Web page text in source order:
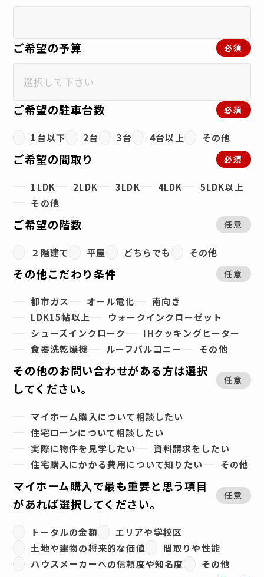
必須
ご希望の予算
必須
ご希望の駐車台数
1台以下 2台 3台 4台以上 その他
必須
ご希望の間取り
1LDK 2LDK 3LDK 4LDK
5LDK以上
その他
任意
ご希望の階数
２階建て 平屋 どちらでも その他
任意
その他こだわり条件
都市ガス オール電化
南向き
LDK15帖以上
ウォークインクローゼット
シューズインクローク
IHクッキングヒーター
食器洗乾燥機
ルーフバルコニー その他
任意
その他のお問い合わせがある方は選択
してください。
マイホーム購入について相談したい
住宅ローンについて相談したい
実際に物件を見学したい
資料請求をしたい
住宅購入にかかる費用について知りたい
その他
任意
マイホーム購入で最も重要と思う項目
があれば選択してください。
トータルの金額
エリアや学校区
土地や建物の将来的な価値
間取りや性能
ハウスメーカーへの信頼度や知名度
その他